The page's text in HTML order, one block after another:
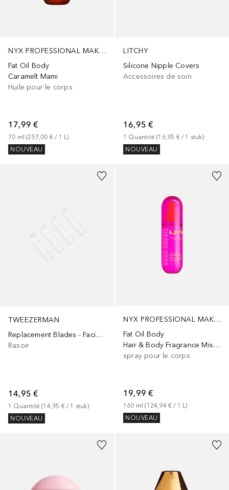
NYX PROFESSIONAL MAKEUP
Fat Oil Body
Caramelt Mami
Huile pour le corps
17,99 €
70 ml (257,00 € / 1 L)
NOUVEAU
LITCHY
Silicone Nipple Covers
Accessoires de soin
16,95 €
1 Quantité (16,95 € / 1 stuk)
NOUVEAU
TWEEZERMAN
Replacement Blades - Facial Razor
Rasoir
14,95 €
1 Quantité (14,95 € / 1 stuk)
NOUVEAU
NYX PROFESSIONAL MAKEUP
Fat Oil Body
Hair & Body Fragrance Mist Suga Baddie
spray pour le corps
19,99 €
160 ml (124,94 € / 1 L)
NOUVEAU